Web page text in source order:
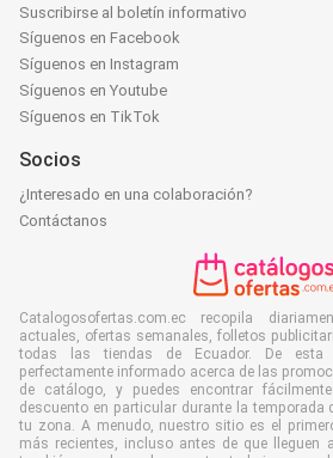
Suscribirse al boletín informativo
Síguenos en Facebook
Síguenos en Instagram
Síguenos en Youtube
Síguenos en TikTok
Socios
¿Interesado en una colaboración?
Contáctanos
Catalogosofertas.com.ec recopila
actuales, ofertas semanales, folletos
todas las tiendas de Ecuador. De esta
perfectamente informado acerca de las
de catálogo, y puedes encontrar
descuento en particular durante la temporada
tu zona. A menudo, nuestro sitio es el
más recientes, incluso antes de que lleguen